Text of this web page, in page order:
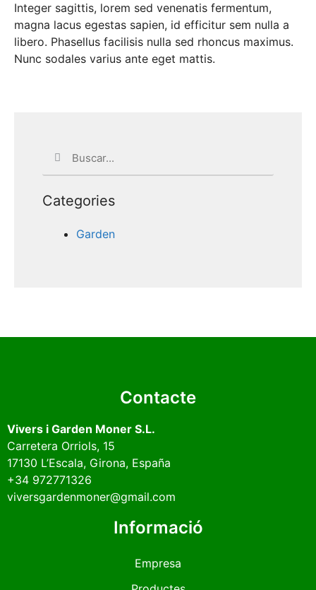
Integer sagittis, lorem sed venenatis fermentum,
magna lacus egestas sapien, id efficitur sem nulla a
libero. Phasellus facilisis nulla sed rhoncus maximus.
Nunc sodales varius ante eget mattis.
Categories
Garden
Contacte
Vivers i Garden Moner S.L.
Carretera Orriols, 15
17130 L’Escala, Girona, España
+34 972771326
viversgardenmoner@gmail.com
Informació
Empresa